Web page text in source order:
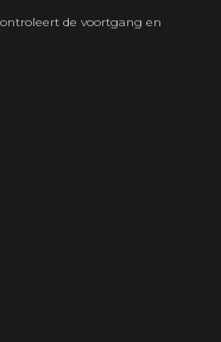
de voortgang en